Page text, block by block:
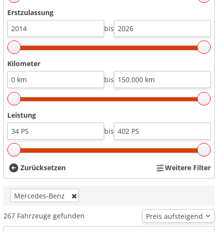
Erstzulassung
bis
Kilometer
bis
Leistung
bis
Zurücksetzen Weitere Filter
Mercedes-Benz
267 Fahrzeuge gefunden